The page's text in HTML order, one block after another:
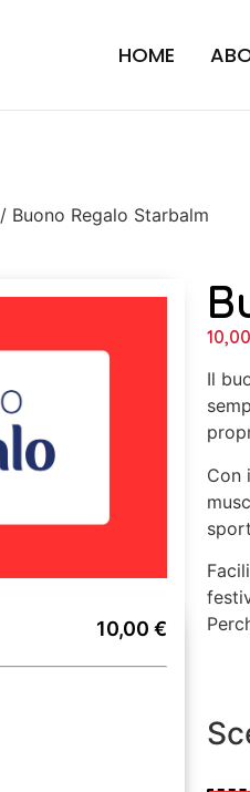
HOME
/ Buono Regalo Starbalm
10,00 €
10,00
Il
Con